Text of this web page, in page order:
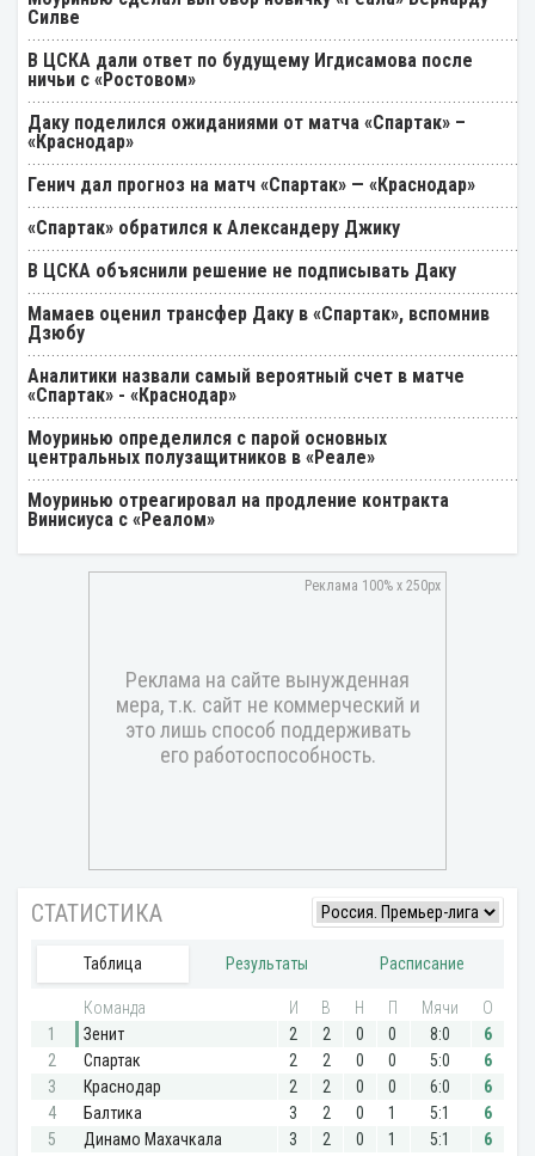
Силве
В ЦСКА дали ответ по будущему Игдисамова после
ничьи с «Ростовом»
Даку поделился ожиданиями от матча «Спартак» –
«Краснодар»
Генич дал прогноз на матч «Спартак» — «Краснодар»
«Спартак» обратился к Александеру Джику
В ЦСКА объяснили решение не подписывать Даку
Мамаев оценил трансфер Даку в «Спартак», вспомнив
Дзюбу
Аналитики назвали самый вероятный счет в матче
«Спартак» - «Краснодар»
Моуринью определился с парой основных
центральных полузащитников в «Реале»
Моуринью отреагировал на продление контракта
Винисиуса с «Реалом»